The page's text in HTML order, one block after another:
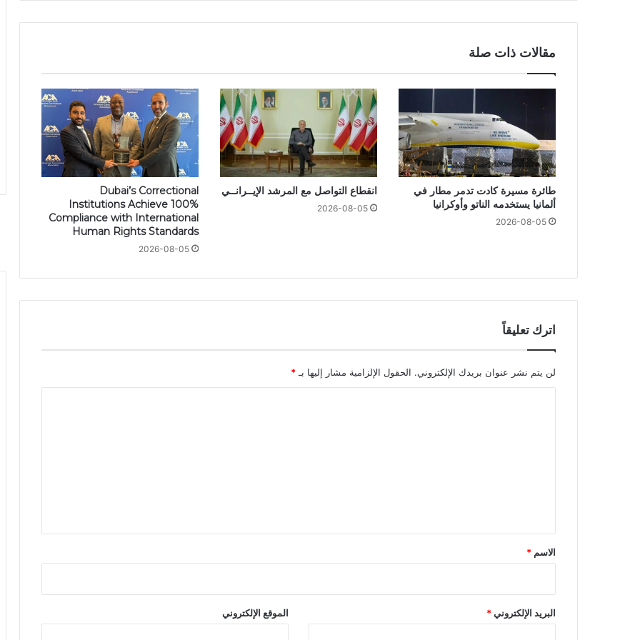
مقالات ذات صلة
طائرة مسيرة كادت تدمر مطار في
ألمانيا يستخدمه الناتو وأوكرانيا
2026-08-05
انقطاع التواصل مع المرشد الإيــرانــي
2026-08-05
Dubai’s Correctional
Institutions Achieve 100%
Compliance with International
Human Rights Standards
2026-08-05
اترك تعليقاً
لن يتم نشر عنوان بريدك الإلكتروني. الحقول الإلزامية مشار إليها بـ *
*
الاسم *
البريد الإلكتروني* الموقع الإلكتروني